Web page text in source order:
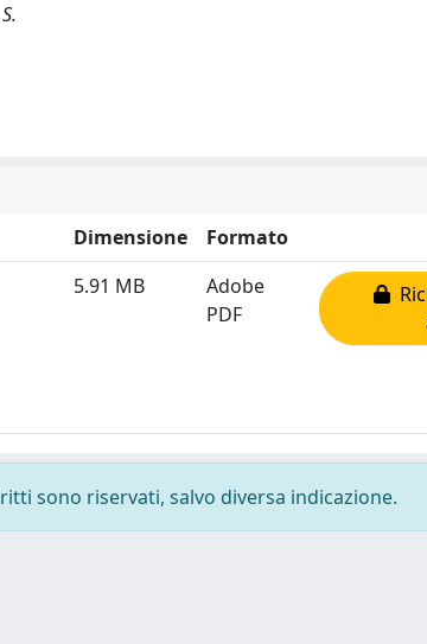
Dimensione
Formato
5.91 MB
Adobe
PDF
sono riservati, salvo diversa indicazione.